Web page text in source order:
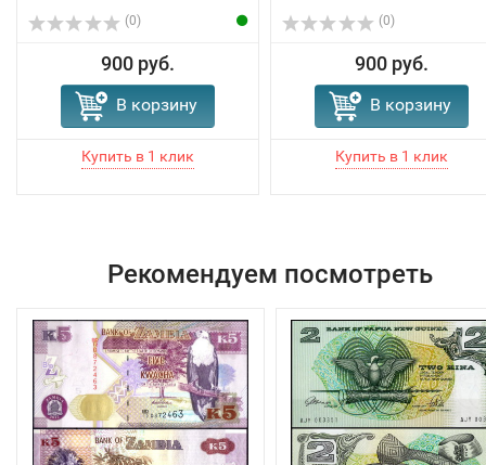
(0)
900 руб.
В корзину
(0)
900 руб.
В корзину
Рекомендуем посмотреть